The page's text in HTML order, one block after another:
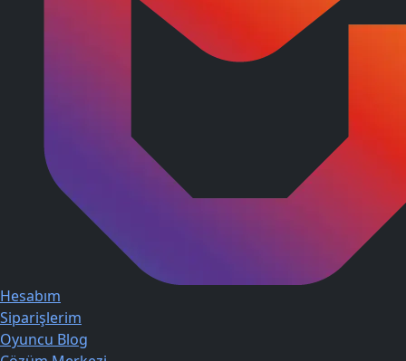
Hesabım
Siparişlerim
Oyuncu Blog